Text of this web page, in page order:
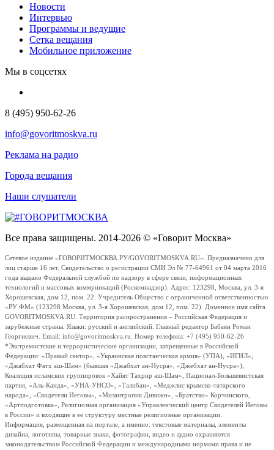
Новости
Интервью
Программы и ведущие
Сетка вещания
Мобильное приложение
Мы в соцсетях
8 (495) 950-62-26
info@govoritmoskva.ru
Реклама на радио
Города вещания
Наши слушатели
Все права защищены. 2014-2026 © «Говорит Москва»
Сетевое издание «ГОВОРИТМОСКВА.РУ/GOVORITMOSKVA.RU». Предназначено для
лиц старше 16 лет. Свидетельство о регистрации СМИ Эл № 77-64961 от 04 марта 2016
года выдано Федеральной службой по надзору в сфере связи, информационных
технологий и массовых коммуникаций (Роскомнадзор). Адрес: 123298, Москва, ул. 3-я
Хорошевская, дом 12, пом. 22. Учредитель Общество с ограниченной ответственностью
«РУ ФМ» (123298 Москва, ул. 3-я Хорошевская, дом 12, пом. 22). Доменное имя сайта
GOVORITMOSKVA.RU. Территория распространения – Российская Федерация и
зарубежные страны. Языки: русский и английский. Главный редактор Бабаян Роман
Георгиевич. Email: info@govoritmoskva.ru. Номер телефона: +7 (495) 950-62-26
*Экстремистские и террористические организации, запрещенные в Российской
Федерации: «Правый сектор», «Украинская повстанческая армия» (УПА), «ИГИЛ»,
«Джабхат Фатх аш-Шам» (бывшая «Джабхат ан-Нусра», «Джебхат ан-Нусра»),
Коалиция исламских группировок «Хайят Тахрир аш-Шам», Национал-Большевистская
партия, «Аль-Каида», «УНА-УНСО», «Талибан», «Меджлис крымско-татарского
народа», «Свидетели Иеговы», «Мизантропик Дивижн», «Братство» Корчинского,
«Артподготовка», Религиозная организация «Управленческий центр Свидетелей Иеговы
в России» и входящие в ее структуру местные религиозные организации.
Информация, размещенная на портале, а именно: текстовые материалы, элементы
дизайна, логотипы, товарные знаки, фотографии, видео и аудио охраняются
законодательством Российской Федерации и международными нормами права и не